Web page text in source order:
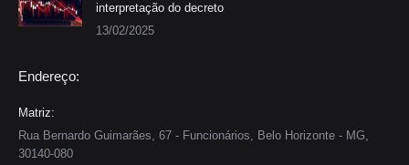
interpretação do decreto
13/02/2025
Endereço:
Matriz:
Rua Bernardo Guimarães, 67 - Funcionários, Belo Horizonte - MG,
30140-080